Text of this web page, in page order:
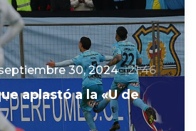
30, 2024 21:46
aplastó a la «U de